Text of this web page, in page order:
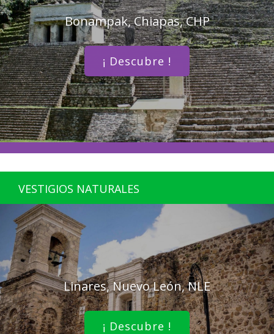
Bonampak, Chiapas, CHP
¡ Descubre !
VESTIGIOS NATURALES
Linares, Nuevo León, NLE
¡ Descubre !